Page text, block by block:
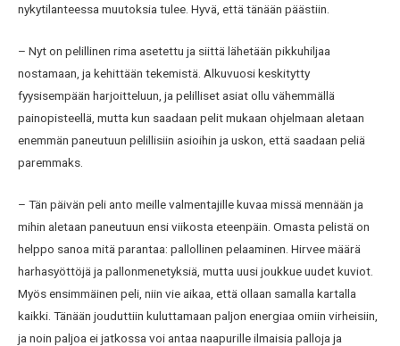
nykytilanteessa muutoksia tulee. Hyvä, että tänään päästiin.
– Nyt on pelillinen rima asetettu ja siittä lähetään pikkuhiljaa
nostamaan, ja kehittään tekemistä. Alkuvuosi keskitytty
fyysisempään harjoitteluun, ja pelilliset asiat ollu vähemmällä
painopisteellä, mutta kun saadaan pelit mukaan ohjelmaan aletaan
enemmän paneutuun pelillisiin asioihin ja uskon, että saadaan peliä
paremmaks.
– Tän päivän peli anto meille valmentajille kuvaa missä mennään ja
mihin aletaan paneutuun ensi viikosta eteenpäin. Omasta pelistä on
helppo sanoa mitä parantaa: pallollinen pelaaminen. Hirvee määrä
harhasyöttöjä ja pallonmenetyksiä, mutta uusi joukkue uudet kuviot.
Myös ensimmäinen peli, niin vie aikaa, että ollaan samalla kartalla
kaikki. Tänään jouduttiin kuluttamaan paljon energiaa omiin virheisiin,
ja noin paljoa ei jatkossa voi antaa naapurille ilmaisia palloja ja